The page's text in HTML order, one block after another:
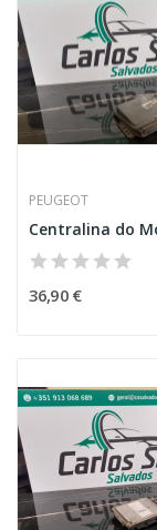
PEUGEOT
36,90 €